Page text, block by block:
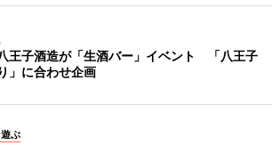
王子酒造が「生酒バー」イベント 「八王子
」に合わせ企画
ぶ